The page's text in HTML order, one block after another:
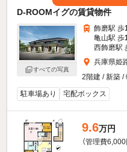
D-ROOMイグの賃貸物件
すべての写真
飾磨駅 歩
亀山駅 歩
西飾磨駅
兵庫県姫
2階建 / 新築 /
駐車場あり
宅配ボックス
9.6万円
（管理費6,000